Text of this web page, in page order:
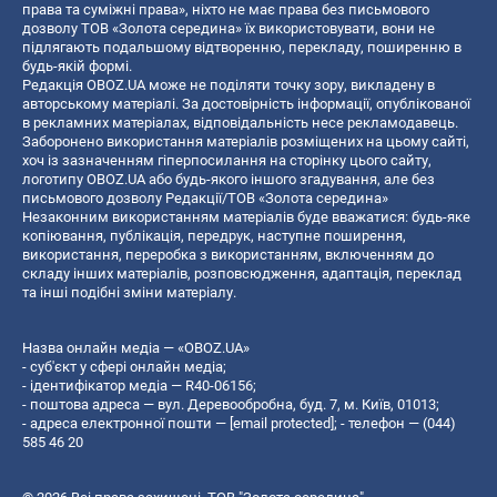
права та суміжні права», ніхто не має права без письмового
дозволу ТОВ «Золота середина» їх використовувати, вони не
підлягають подальшому відтворенню, перекладу, поширенню в
будь-якій формі.
Редакція OBOZ.UA може не поділяти точку зору, викладену в
авторському матеріалі. За достовірність інформації, опублікованої
в рекламних матеріалах, відповідальність несе рекламодавець.
Заборонено використання матеріалів розміщених на цьому сайті,
хоч із зазначенням гіперпосилання на сторінку цього сайту,
логотипу OBOZ.UA або будь-якого іншого згадування, але без
письмового дозволу Редакції/ТОВ «Золота середина»
Незаконним використанням матеріалів буде вважатися: будь-яке
копiювання, публiкацiя, передрук, наступне поширення,
використання, переробка з використанням, включенням до
складу інших матеріалів, розповсюдження, адаптація, переклад
та інші подібні зміни матеріалу.
Назва онлайн медіа — «OBOZ.UA»
- суб'єкт у сфері онлайн медіа;
- ідентифікатор медіа — R40-06156;
- поштова адреса — вул. Деревообробна, буд. 7, м. Київ, 01013;
- адреса електронної пошти — [email protected]; - телефон — (044)
585 46 20